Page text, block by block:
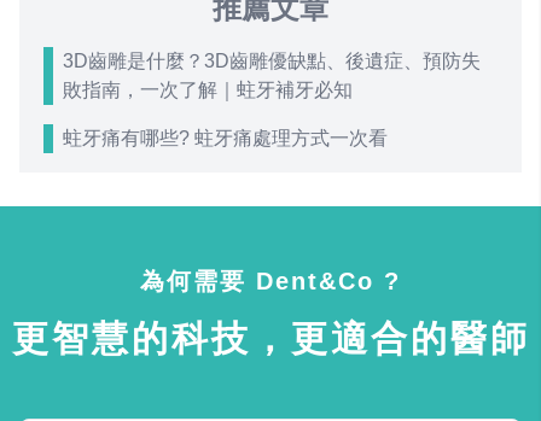
推薦文章
3D齒雕是什麼？3D齒雕優缺點、後遺症、預防失
敗指南，一次了解｜蛀牙補牙必知
蛀牙痛有哪些? 蛀牙痛處理方式一次看
為何需要 Dent&Co ?
更智慧的科技，更適合的醫師